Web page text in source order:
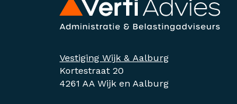
Vestiging Wijk & Aalburg
Kortestraat 20
4261 AA Wijk en Aalburg